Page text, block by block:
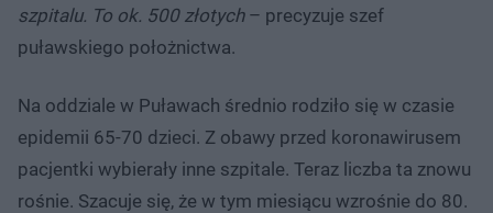
szpitalu. To ok. 500 złotych– precyzuje szef
puławskiego położnictwa.
Na oddziale w Puławach średnio rodziło się w czasie
epidemii 65-70 dzieci. Z obawy przed koronawirusem
pacjentki wybierały inne szpitale. Teraz liczba ta znowu
rośnie. Szacuje się, że w tym miesiącu wzrośnie do 80.